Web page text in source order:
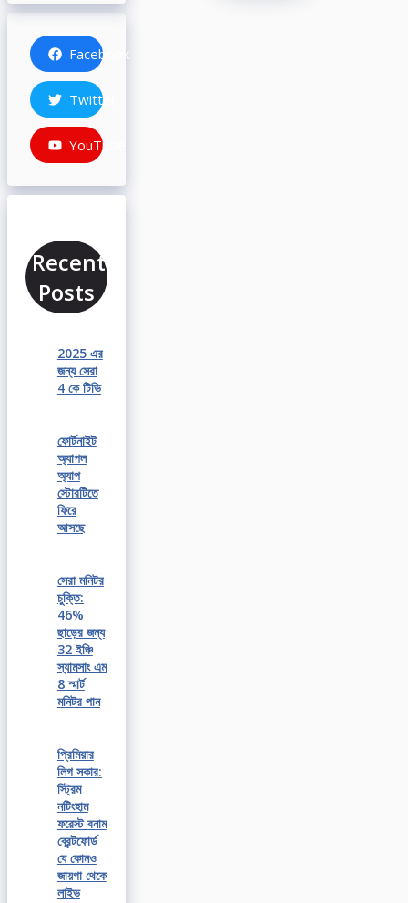
Facebook
Twitter
YouTube
Recent
Posts
2025 এর
জন্য সেরা
4 কে টিভি
ফোর্টনাইট
অ্যাপল
অ্যাপ
স্টোরটিতে
ফিরে
আসছে
সেরা মনিটর
চুক্তি:
46%
ছাড়ের জন্য
32 ইঞ্চি
স্যামসাং এম
8 স্মার্ট
মনিটর পান
প্রিমিয়ার
লিগ সকার:
স্ট্রিম
নটিংহাম
ফরেস্ট বনাম
ব্রেন্টফোর্ড
যে কোনও
জায়গা থেকে
লাইভ